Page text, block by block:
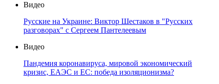
Видео
Русские на Украине: Виктор Шестаков в "Русских
разговорах" с Сергеем Пантелеевым
Видео
Пандемия коронавируса, мировой экономический
кризис, ЕАЭС и ЕС: победа изоляционизма?